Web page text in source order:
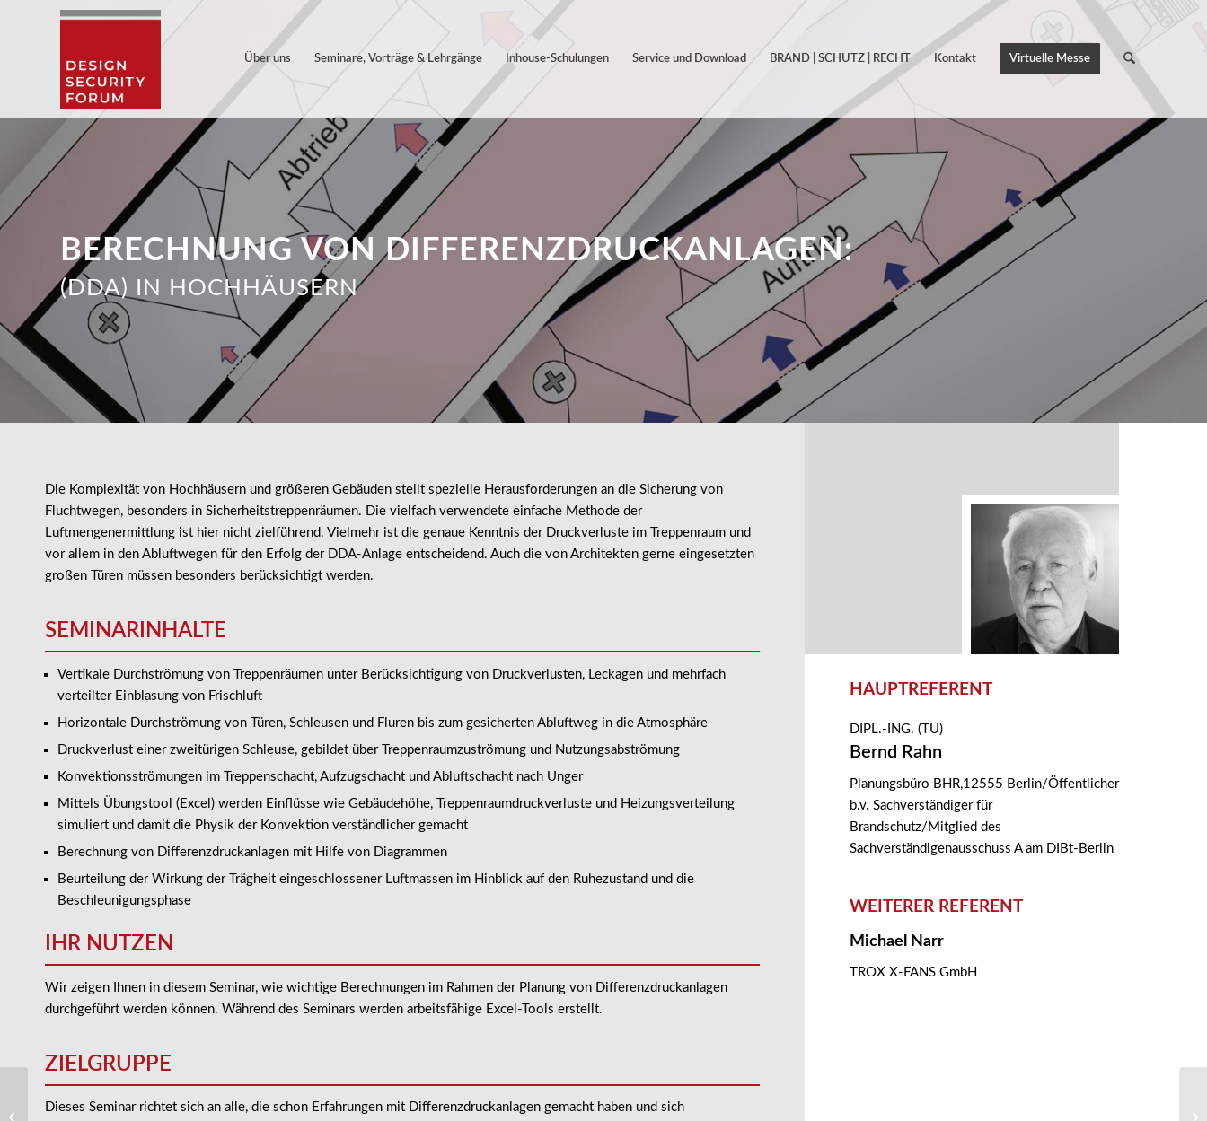
Über uns Seminare, Vorträge & Lehrgänge Inhouse-Schulungen Service und Download BRAND | SCHUTZ | RECHT Kontakt Virtuelle Messe
BERECHNUNG VON DIFFERENZDRUCKANLAGEN:
(DDA) IN HOCHHÄUSERN
Die Komplexität von Hochhäusern und größeren Gebäuden stellt spezielle Herausforderungen an die Sicherung von
Fluchtwegen, besonders in Sicherheitstreppenräumen. Die vielfach verwendete einfache Methode der
Luftmengenermittlung ist hier nicht zielführend. Vielmehr ist die genaue Kenntnis der Druckverluste im Treppenraum und
vor allem in den Abluftwegen für den Erfolg der DDA-Anlage entscheidend. Auch die von Architekten gerne eingesetzten
großen Türen müssen besonders berücksichtigt werden.
SEMINARINHALTE
Vertikale Durchströmung von Treppenräumen unter Berücksichtigung von Druckverlusten, Leckagen und mehrfach
verteilter Einblasung von Frischluft
Horizontale Durchströmung von Türen, Schleusen und Fluren bis zum gesicherten Abluftweg in die Atmosphäre
Druckverlust einer zweitürigen Schleuse, gebildet über Treppenraumzuströmung und Nutzungsabströmung
Konvektionsströmungen im Treppenschacht, Aufzugschacht und Abluftschacht nach Unger
Mittels Übungstool (Excel) werden Einflüsse wie Gebäudehöhe, Treppenraumdruckverluste und Heizungsverteilung
simuliert und damit die Physik der Konvektion verständlicher gemacht
Berechnung von Differenzdruckanlagen mit Hilfe von Diagrammen
Beurteilung der Wirkung der Trägheit eingeschlossener Luftmassen im Hinblick auf den Ruhezustand und die
Beschleunigungsphase
IHR NUTZEN
Wir zeigen Ihnen in diesem Seminar, wie wichtige Berechnungen im Rahmen der Planung von Differenzdruckanlagen
durchgeführt werden können. Während des Seminars werden arbeitsfähige Excel-Tools erstellt.
ZIELGRUPPE
Dieses Seminar richtet sich an alle, die schon Erfahrungen mit Differenzdruckanlagen gemacht haben und sich
HAUPTREFERENT
DIPL.-ING. (TU)
Bernd Rahn
Planungsbüro BHR,12555 Berlin/Öffentlicher
b.v. Sachverständiger für
Brandschutz/Mitglied des
Sachverständigenausschuss A am DIBt-Berlin
WEITERER REFERENT
Michael Narr
TROX X-FANS GmbH
Brandschutz in
Hochhäusern: Aktuelle